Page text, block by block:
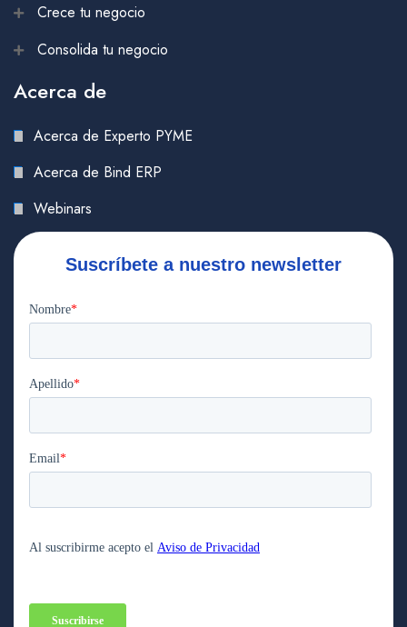
Crece tu negocio
Consolida tu negocio
Acerca de
Acerca de Experto PYME
Acerca de Bind ERP
Webinars
Suscríbete a nuestro newsletter